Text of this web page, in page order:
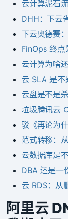
云计算泥石
DHH：下云
下云奥德赛
FinOps 终点
云计算为啥
云 SLA 是不
云盘是不是
垃圾腾讯云
驳《再论为
范式转移：
云数据库是
DBA 还是一
云 RDS：从
阿里云